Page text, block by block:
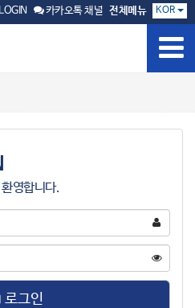
카카오톡 채널 전체메뉴 KOR
영합니다.
로그인